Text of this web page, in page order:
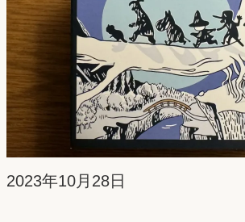
投
2023年10月28日